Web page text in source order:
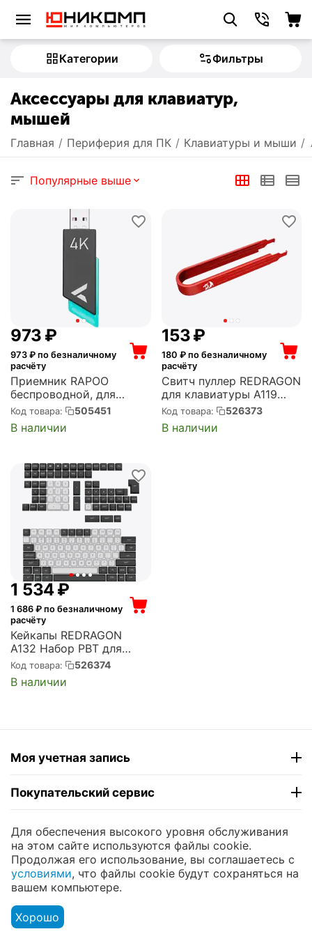
Категории Фильтры
Аксессуары для клавиатур,
мышей
Главная / Периферия для ПК / Клавиатуры и мыши /
Популярные выше
‍973‍ ₽
973 ₽ по безналичному
расчёту
Приемник RAPOO
беспроводной, для
игровой мыши, 4K,
черный (Rapoo V2M
Black)
Код товара: 505451
В наличии
‍153‍₽
180 ₽ по безналичному
расчёту
Свитч пуллер REDRAGON
для клавиатуры A119
(71555)
Код товара: 526373
В наличии
1 534₽
1 686 ₽ по безналичному
расчёту
Кейкапы REDRAGON
A132 Набор PBT для
клавиатуры,150шт, CSA
(71282)
Код товара: 526374
В наличии
Моя учетная запись
Покупательский сервис
Контакты
© 2004 - 2026 ЮНИКОМП. На базе CS-Cartи
премиум темы —© AB: UniTheme2
Меню
Для обеспечения высокого уровня обслуживания
на этом сайте используются файлы cookie.
Продолжая его использование, вы соглашаетесь с
условиями, что файлы cookie будут сохраняться на
вашем компьютере.
Хорошо